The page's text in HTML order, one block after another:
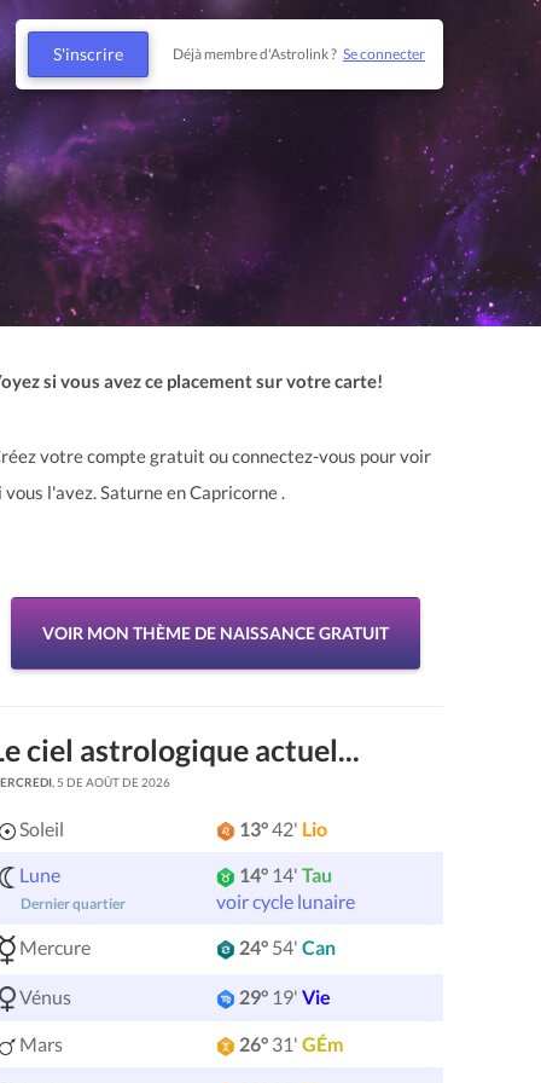
S'inscrire Déjà membre d'Astrolink ? Se connecter
si vous avez ce placement sur votre carte!
votre compte gratuit ou connectez-vous pour voir
vous l'avez. Saturne en Capricorne .
VOIR MON THÈME DE NAISSANCE GRATUIT
ciel astrologique actuel...
, 5 DE AOÛT DE 2026
Soleil 13°42' Lio
Lune
Dernier quartier
14°14' Tau
voir cycle lunaire
Mercure
24°54' Can
Vénus 29°19' Vie
Mars 26°31' GÉm